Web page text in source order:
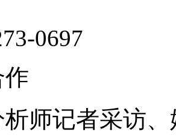
0697
师记者采访